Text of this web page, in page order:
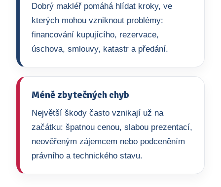
Dobrý makléř pomáhá hlídat kroky, ve
kterých mohou vzniknout problémy:
financování kupujícího, rezervace,
úschova, smlouvy, katastr a předání.
Méně zbytečných chyb
Největší škody často vznikají už na
začátku: špatnou cenou, slabou prezentací,
neověřeným zájemcem nebo podceněním
právního a technického stavu.